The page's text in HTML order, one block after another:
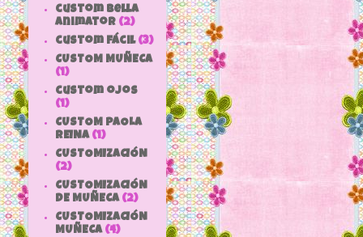
custom bella
animator (2)
custom fácil (3)
CUSTOM MUÑECA
(1)
custom ojos
(1)
CUSTOM PAOLA
REINA (1)
CUSTOMIZACIÓN
(2)
CUSTOMIZACIÓN
DE MUÑECA (2)
CUSTOMIZACIÓN
MUÑECA (4)